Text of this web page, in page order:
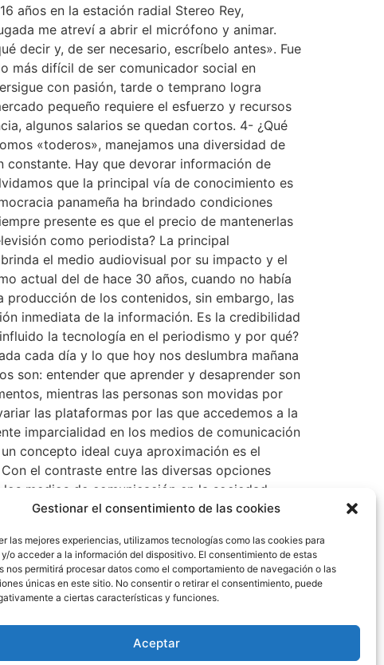
Gestionar el consentimiento de las cookies
las mejores experiencias, utilizamos tecnologías como las cookies para
o acceder a la información del dispositivo. El consentimiento de estas
nos permitirá procesar datos como el comportamiento de navegación o las
únicas en este sitio. No consentir o retirar el consentimiento, puede
a ciertas características y funciones.
Aceptar
años en la estación radial Stereo Rey,
me atreví a abrir el micrófono y animar.
decir y, de ser necesario, escríbelo antes». Fue
más difícil de ser comunicador social en
con pasión, tarde o temprano logra
pequeño requiere el esfuerzo y recursos
algunos salarios se quedan cortos. 4- ¿Qué
«toderos», manejamos una diversidad de
constante. Hay que devorar información de
que la principal vía de conocimiento es
panameña ha brindado condiciones
presente es que el precio de mantenerlas
como periodista? La principal
el medio audiovisual por su impacto y el
actual del de hace 30 años, cuando no había
de los contenidos, sin embargo, las
inmediata de la información. Es la credibilidad
la tecnología en el periodismo y por qué?
cada día y lo que hoy nos deslumbra mañana
son: entender que aprender y desaprender son
mientras las personas son movidas por
las plataformas por las que accedemos a la
imparcialidad en los medios de comunicación
concepto ideal cuya aproximación es el
el contraste entre las diversas opciones
medios de comunicación en la sociedad
reflejo e influencia que orienta y conduce. El
al brindar retroalimentación de lo que se
del cual expresarse. 12- ¿Cuál es la mayor
a veces son ignoradas por muchos y de
tristeza y, en ocasiones, la ira. Biografía Es
de Empresas con énfasis en Mercadeo.Inició
donde condujo una diversidad de espacios,
espacios tanto de entretenimiento